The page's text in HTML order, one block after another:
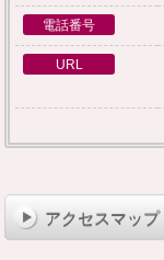
電話番号
URL
アクセスマップ